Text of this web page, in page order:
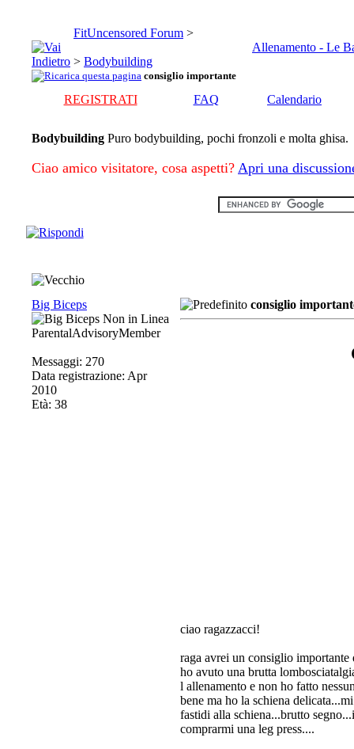
FitUncensored Forum >
Allenamento - Le
> Bodybuilding
consiglio importante
REGISTRATI FAQ Calendario
Bodybuilding Puro bodybuilding, pochi fronzoli e molta ghisa.
Ciao amico visitatore, cosa aspetti? Apri una
Big Biceps
ParentalAdvisoryMember
Messaggi: 270
Data registrazione: Apr
2010
Età: 38
consiglio
ciao ragazzacci!
raga avrei un consiglio importante
ho avuto una brutta
l allenamento e non ho fatto
bene ma ho la schiena
fastidi alla schiena...brutto
comprarmi una leg press....